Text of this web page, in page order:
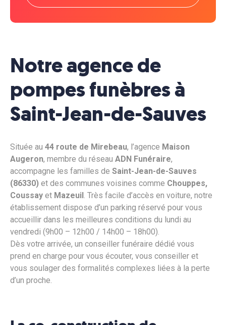
Notre agence de
pompes funèbres à
Saint-Jean-de-Sauves
Située au 44 route de Mirebeau, l’agence Maison
Augeron, membre du réseau ADN Funéraire,
accompagne les familles de Saint-Jean-de-Sauves
(86330) et des communes voisines comme Chouppes,
Coussay et Mazeuil. Très facile d’accès en voiture, notre
établissement dispose d’un parking réservé pour vous
accueillir dans les meilleures conditions du lundi au
vendredi (9h00 – 12h00 / 14h00 – 18h00).
Dès votre arrivée, un conseiller funéraire dédié vous
prend en charge pour vous écouter, vous conseiller et
vous soulager des formalités complexes liées à la perte
d’un proche.